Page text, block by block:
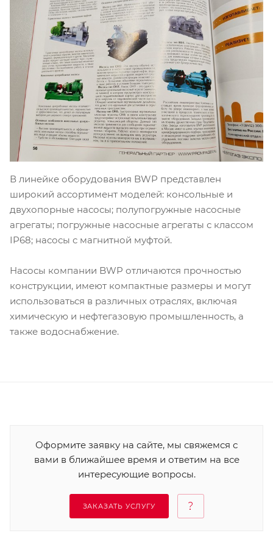
В линейке оборудования BWP представлен
широкий ассортимент моделей: консольные и
двухопорные насосы; полупогружные насосные
агрегаты; погружные насосные агрегаты с классом
IP68; насосы с магнитной муфтой.
Насосы компании BWP отличаются прочностью
конструкции, имеют компактные размеры и могут
использоваться в различных отраслях, включая
химическую и нефтегазовую промышленность, а
также водоснабжение.
Оформите заявку на сайте, мы свяжемся с
вами в ближайшее время и ответим на все
интересующие вопросы.
ЗАКАЗАТЬ УСЛУГУ